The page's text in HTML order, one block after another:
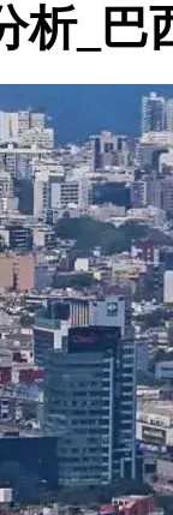
析_巴